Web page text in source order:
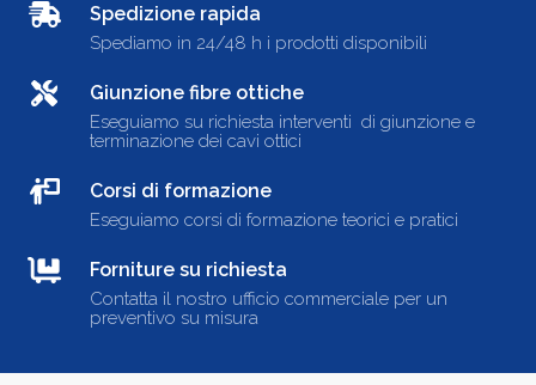
Spedizione rapida
Spediamo in 24/48 h i prodotti disponibili
Giunzione fibre ottiche
Eseguiamo su richiesta interventi di giunzione e
terminazione dei cavi ottici
Corsi di formazione
Eseguiamo corsi di formazione teorici e pratici
Forniture su richiesta
Contatta il nostro ufficio commerciale per un
preventivo su misura